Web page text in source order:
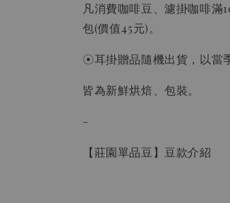
凡消費咖啡豆、濾掛咖啡
包(價值45元)。
☉耳掛贈品隨機出貨，以當
皆為新鮮烘焙、包裝。
-
【莊園單品豆】豆款介紹